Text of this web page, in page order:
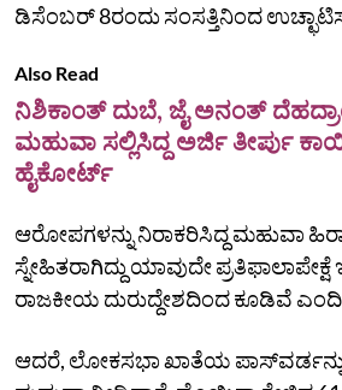
ಡಿಸೆಂಬರ್ 8ರಂದು ಸಂಸತ್ತಿನಿಂದ
Also Read
ನಿಶಿಕಾಂತ್ ದುಬೆ, ಜೈ ಅನಂತ್
ಮಹುವಾ ಸಲ್ಲಿಸಿದ್ದ ಅರ್ಜಿ ತೀರ್ಪು
ಹೈಕೋರ್ಟ್
ಆರೋಪಗಳನ್ನು ನಿರಾಕರಿಸಿದ್ದ ಮಹುವಾ
ಸ್ನೇಹಿತರಾಗಿದ್ದು ಯಾವುದೇ
ರಾಜಕೀಯ ದುರುದ್ದೇಶದಿಂದ ಕೂಡಿವೆ
ಆದರೆ, ಲೋಕಸಭಾ ಖಾತೆಯ